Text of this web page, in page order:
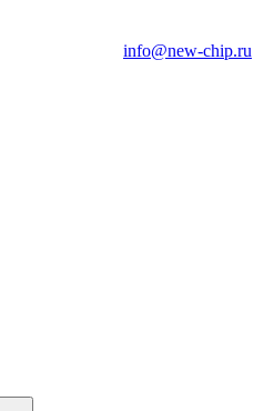
info@new-chip.ru